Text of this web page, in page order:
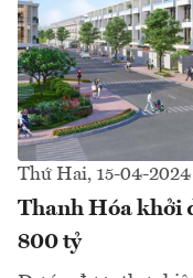
Thứ Hai, 15-04-2024
Thanh Hóa khởi
800 tỷ